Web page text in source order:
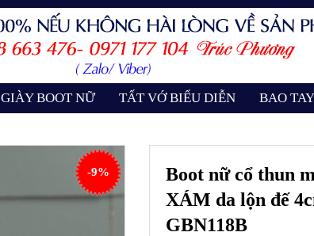
GIÀY BOOT NỮ TẤT VỚ BIỂU DIỄN BAO
-9%
Boot nữ cổ thun
XÁM da lộn đế
GBN118B